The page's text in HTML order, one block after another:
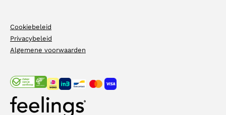
Cookiebeleid
Privacybeleid
Algemene voorwaarden